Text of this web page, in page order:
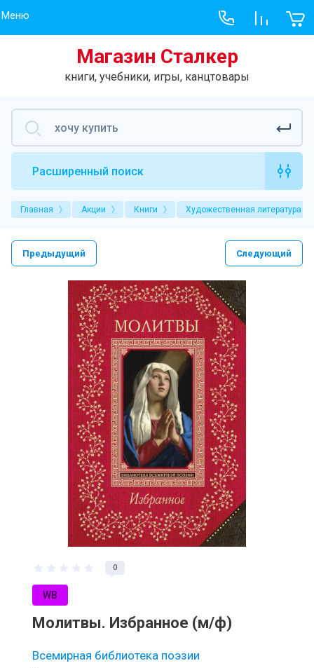
Учебники
Книги
Творчество
Новое на сайте
Меню
Магазин Сталкер
книги, учебники, игры, канцтовары
Расширенный поиск
Главная Акции Книги Художественная литература
Предыдущий Следующий
0
WB
Молитвы. Избранное (м/ф)
Всемирная библиотека поэзии